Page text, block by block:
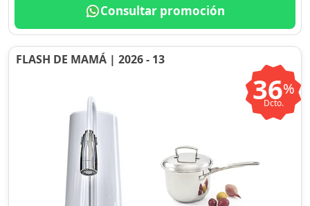
Consultar promoción
FLASH DE MAMÁ | 2026 - 13
36%
Dcto.